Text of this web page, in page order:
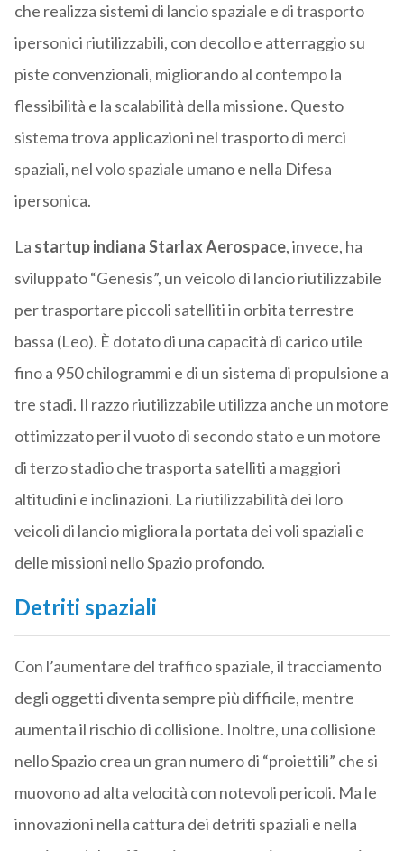
che realizza sistemi di lancio spaziale e di trasporto
ipersonici riutilizzabili, con decollo e atterraggio su
piste convenzionali, migliorando al contempo la
flessibilità e la scalabilità della missione. Questo
sistema trova applicazioni nel trasporto di merci
spaziali, nel volo spaziale umano e nella Difesa
ipersonica.
La startup indiana Starlax Aerospace, invece, ha
sviluppato “Genesis”, un veicolo di lancio riutilizzabile
per trasportare piccoli satelliti in orbita terrestre
bassa (Leo). È dotato di una capacità di carico utile
fino a 950 chilogrammi e di un sistema di propulsione a
tre stadi. Il razzo riutilizzabile utilizza anche un motore
ottimizzato per il vuoto di secondo stato e un motore
di terzo stadio che trasporta satelliti a maggiori
altitudini e inclinazioni. La riutilizzabilità dei loro
veicoli di lancio migliora la portata dei voli spaziali e
delle missioni nello Spazio profondo.
Detriti spaziali
Con l’aumentare del traffico spaziale, il tracciamento
degli oggetti diventa sempre più difficile, mentre
aumenta il rischio di collisione. Inoltre, una collisione
nello Spazio crea un gran numero di “proiettili” che si
muovono ad alta velocità con notevoli pericoli. Ma le
innovazioni nella cattura dei detriti spaziali e nella